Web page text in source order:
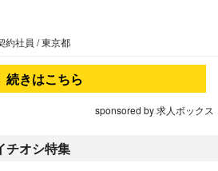
約社員 / 東京都
続きはこちら
sponsored by 求人ボックス
チオシ特集